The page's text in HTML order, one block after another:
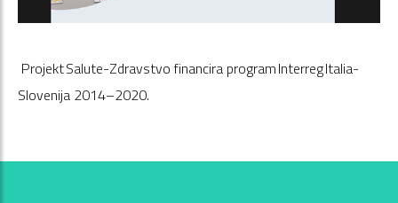
Projekt Salute-Zdravstvo financira program Interreg Italia-
Slovenija 2014–2020.